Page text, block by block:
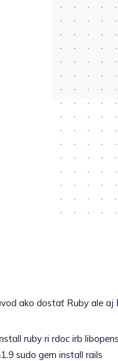
ako dostať Ruby ale aj
ruby ri rdoc irb
sudo gem install rails